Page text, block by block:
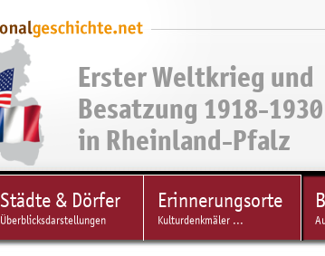
Erster Weltkrieg und
Besatzung 1918-1930
in Rheinland-Pfalz
Städte & Dörfer
Überblicksdarstellungen
Erinnerungsorte
Kulturdenkmäler ...